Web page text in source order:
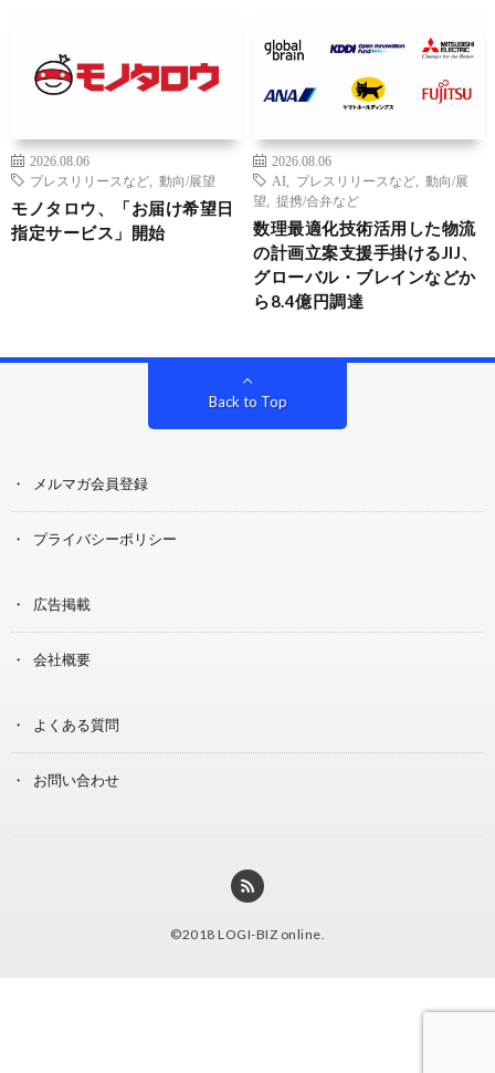
2026.08.06
プレスリリースなど
動向/展望
モノタロウ、「お届け希望日
指定サービス」開始
2026.08.06
AI
プレスリリースなど
動向/展
望
提携/合弁など
数理最適化技術活用した物流
の計画立案支援手掛けるJIJ、
グローバル・ブレインなどか
ら8.4億円調達
Back to Top
メルマガ会員登録
プライバシーポリシー
広告掲載
会社概要
よくある質問
お問い合わせ
©2018 LOGI-BIZ online.